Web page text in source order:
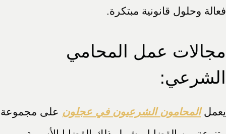
فعالة وحلول قانونية مبتكرة.
مجالات عمل المحامي
الشرعي:
يعملالمحامون الشرعيون في عجلون على مجموعة